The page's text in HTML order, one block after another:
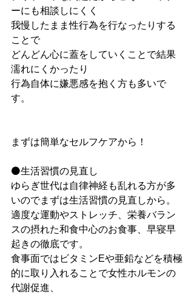
ーにも相談しにくく
我慢したまま性行為を行なったりする
ことで
どんどん心に蓋をしていくことで結果
濡れにくかったり
行為自体に嫌悪感を抱く方も多いで
す。
まずは簡単なセルフケアから！
⚫生活習慣の見直し
ゆらぎ世代は自律神経も乱れる方が多
いのでまずは生活習慣の見直しから。
適度な運動やストレッチ、栄養バラン
スの摂れた和食中心のお食事、早寝早
起きの徹底です。
食事面ではビタミンEや亜鉛などを積極
的に取り入れることで女性ホルモンの
代謝促進、